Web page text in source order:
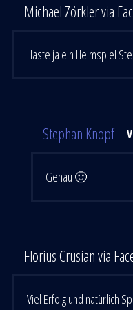
Michael Zörkler via
Haste ja ein Heimspiel
Stephan Knopf
Genau 🙂
Florius Crusian via
Viel Erfolg und natürlich